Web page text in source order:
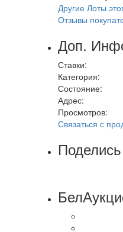
Другие Лоты
Отзывы
Доп.
Ставки:
Категория:
Состояние:
Адрес:
Просмотров:
Связаться с